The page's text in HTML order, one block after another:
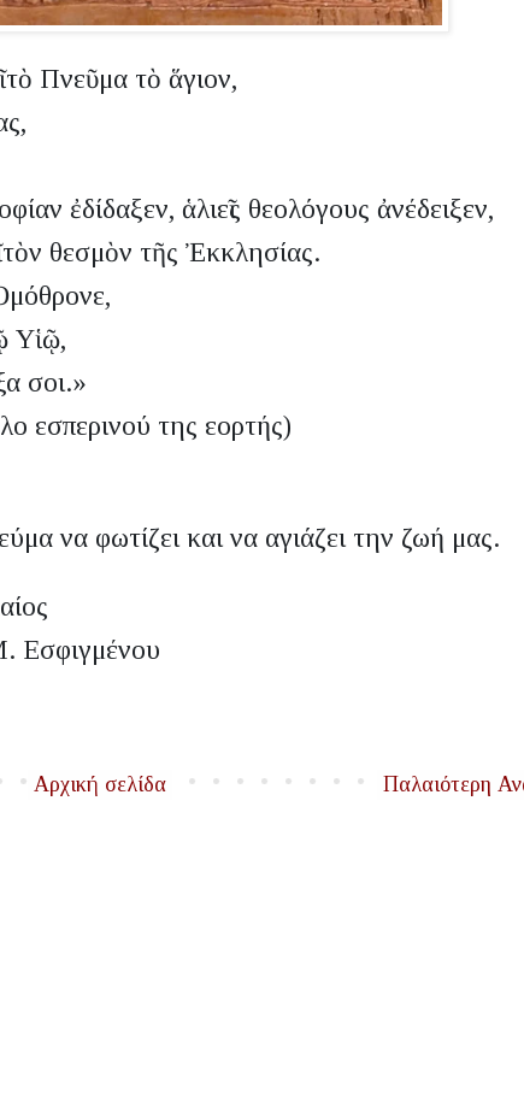
τὸ Πνεῦμα τὸ ἅγιον,
ἐδίδαξεν, ἁλιεῖς θεολόγους ἀνέδειξεν,
τὸν θεσμὸν τῆς Ἐκκλησίας.
Υἱῷ,
σοι.»
εσπερινού της εορτής)
να φωτίζει και να αγιάζει την ζωή μας.
Εσφιγμένου
Παλαιότερη
Αρχική σελίδα